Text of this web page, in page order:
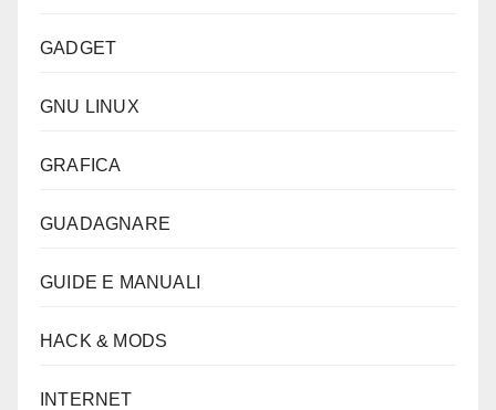
GADGET
GNU LINUX
GRAFICA
GUADAGNARE
GUIDE E MANUALI
HACK & MODS
INTERNET